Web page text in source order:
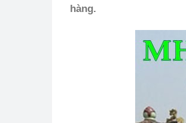
hàng.